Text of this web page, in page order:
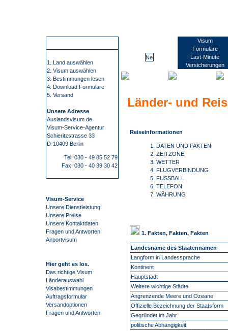
1. Land auswählen
2. Visum auswählen
3. Bestimmungen lesen
4. Download Formulare
5. Versand
Unsere Adresse
Auslandsvisum.de
Visum-Service-Agentur
Schieritzstrasse 33
D-10409 Berlin
Tel: 030 - 49 85 52 79
Fax: 030 - 40 39 30 42
Visum-Service
Unsere Dienstleistung
Unsere Preise
Unsere Kontaktdaten
Fragen und Antworten
Airportvisum
Hier geht es los.
Das richtige Visum
Länderauswahl
Visabestimmungen
Auftragsformular
Versandoptionen
Fragen und Antworten
Visum
Formulare
Last-Minute
Versicherungen
Länder- und
Reiseinformationen
1. DATEN UND FAKTEN
2. ZEITZONE
3. WETTER
4. FLUGVERBINDUNG
5. FUSSBALL
6. TELEFON
7. WÄHRUNG
1. Fakten, Fakten, Fakten
Landesname des Staatennamen
Langform in Landessprache
Kontinent
Hauptstadt
Weitere wichtige Städte
Angrenzende Meere und Ozeane
Offizielle Bezeichnung der Staatsform
Gegründet im Jahr
politische Abhängigkeit